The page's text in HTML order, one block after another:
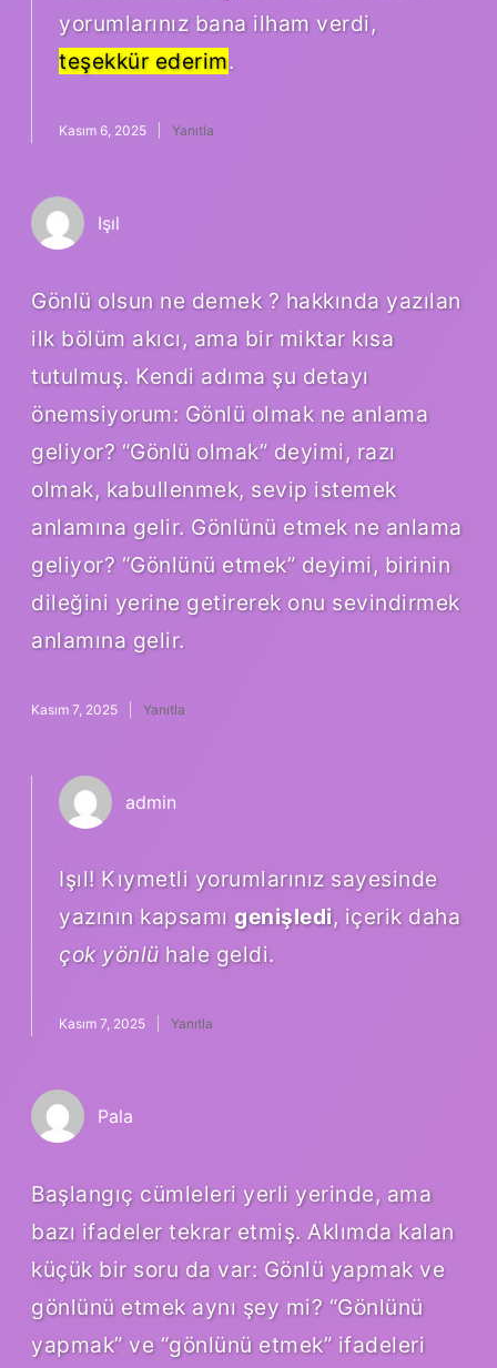
yorumlarınız bana ilham verdi,
teşekkür ederim.
Kasım 6, 2025 Yanıtla
Işıl
Gönlü olsun ne demek ? hakkında yazılan
ilk bölüm akıcı, ama bir miktar kısa
tutulmuş. Kendi adıma şu detayı
önemsiyorum: Gönlü olmak ne anlama
geliyor? “Gönlü olmak” deyimi, razı
olmak, kabullenmek, sevip istemek
anlamına gelir. Gönlünü etmek ne anlama
geliyor? “Gönlünü etmek” deyimi, birinin
dileğini yerine getirerek onu sevindirmek
anlamına gelir.
Kasım 7, 2025 Yanıtla
admin
Işıl! Kıymetli yorumlarınız sayesinde
yazının kapsamı genişledi, içerik daha
çok yönlühale geldi.
Kasım 7, 2025 Yanıtla
Pala
Başlangıç cümleleri yerli yerinde, ama
bazı ifadeler tekrar etmiş. Aklımda kalan
küçük bir soru da var: Gönlü yapmak ve
gönlünü etmek aynı şey mi? “Gönlünü
yapmak” ve “gönlünü etmek” ifadeleri